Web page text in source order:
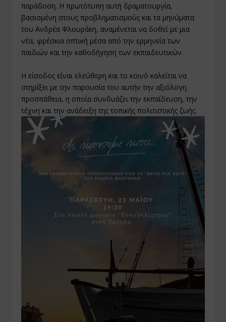
παράδοση. Η πρωτότυπη αυτή δραματουργία,
βασισμένη στους προβληματισμούς και τα μηνύματα
του Ανδρέα Φλουράκη, αναμένεται να δοθεί με μια
νέα, φρέσκια οπτική μέσα από την ερμηνεία των
παιδιών και την καθοδήγηση των εκπαιδευτικών.
Η είσοδος είναι ελεύθερη και το κοινό καλείται να
στηρίξει με την παρουσία του αυτήν την αξιόλογη
προσπάθεια, η οποία συνδυάζει την εκπαίδευση, την
τέχνη και την ανάδειξη της τοπικής πολιτιστικής ζωής.